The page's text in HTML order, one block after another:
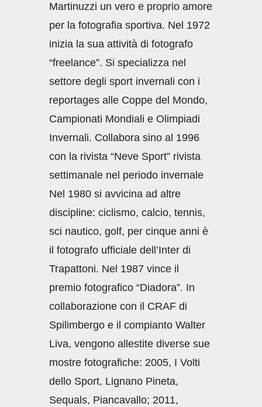
Martinuzzi un vero e proprio amore
per la fotografia sportiva. Nel 1972
inizia la sua attività di fotografo
“freelance”. Si specializza nel
settore degli sport invernali con i
reportages alle Coppe del Mondo,
Campionati Mondiali e Olimpiadi
Invernali. Collabora sino al 1996
con la rivista “Neve Sport” rivista
settimanale nel periodo invernale
Nel 1980 si avvicina ad altre
discipline: ciclismo, calcio, tennis,
sci nautico, golf, per cinque anni è
il fotografo ufficiale dell’Inter di
Trapattoni. Nel 1987 vince il
premio fotografico “Diadora”. In
collaborazione con il CRAF di
Spilimbergo e il compianto Walter
Liva, vengono allestite diverse sue
mostre fotografiche: 2005, I Volti
dello Sport, Lignano Pineta,
Sequals, Piancavallo; 2011,